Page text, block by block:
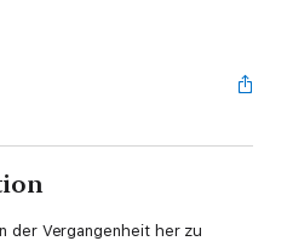
der Vergangenheit her zu